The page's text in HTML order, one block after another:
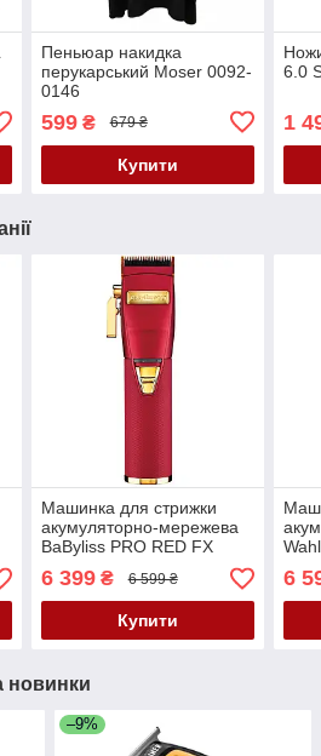
Пеньюар накидка
перукарський Moser 0092-
0146
599₴ 679 ₴
Купити
6.0
1
Машинка для стрижки
акумуляторно-мережева
BaByliss PRO RED FX
FX8700RE
6 399₴ 6 599 ₴
Купити
6
новинки
–9%